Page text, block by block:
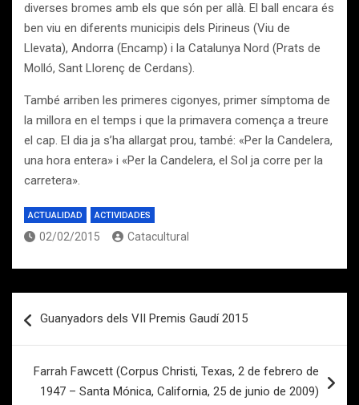
diverses bromes amb els que són per allà. El ball encara és
ben viu en diferents municipis dels Pirineus (Viu de
Llevata), Andorra (Encamp) i la Catalunya Nord (Prats de
Molló, Sant Llorenç de Cerdans).
També arriben les primeres cigonyes, primer símptoma de
la millora en el temps i que la primavera comença a treure
el cap. El dia ja s’ha allargat prou, també: «Per la Candelera,
una hora entera» i «Per la Candelera, el Sol ja corre per la
carretera».
ACTUALIDAD ACTIVIDADES
02/02/2015 Catacultural
de
Guanyadors dels VII Premis Gaudí 2015
Farrah Fawcett (Corpus Christi, Texas, 2 de febrero de
1947 – Santa Mónica, California, 25 de junio de 2009)